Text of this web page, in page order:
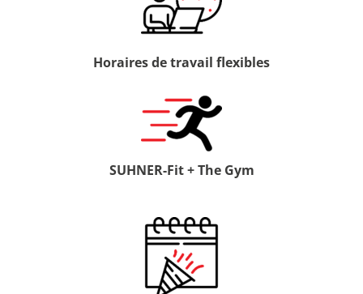
Horaires de travail flexibles
SUHNER-Fit + The Gym